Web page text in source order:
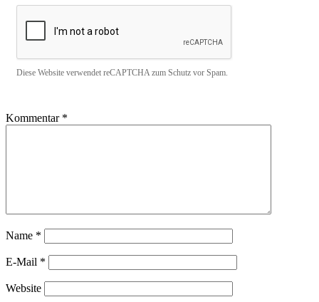
Diese Website verwendet reCAPTCHA zum Schutz vor Spam.
Kommentar *
Name *
E-Mail *
Website